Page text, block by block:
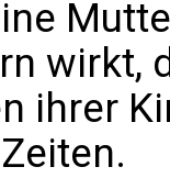
wirkt,
ihrer